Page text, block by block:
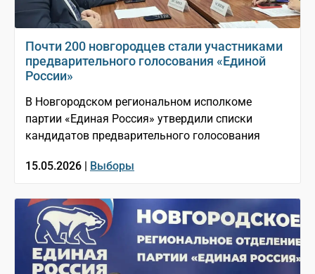
Почти 200 новгородцев стали участниками
предварительного голосования «Единой
России»
В Новгородском региональном исполкоме
партии «Единая Россия» утвердили списки
кандидатов предварительного голосования
15.05.2026 | Выборы